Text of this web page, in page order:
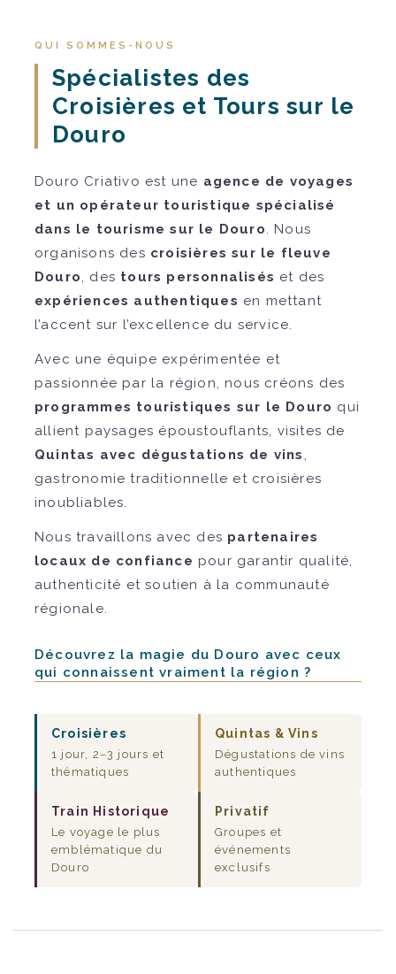
QUI SOMMES-NOUS
Spécialistes des
Croisières et Tours sur le
Douro
Douro Criativo est une agence de voyages
et un opérateur touristique spécialisé
dans le tourisme sur le Douro
. Nous
organisons des croisières sur le fleuve
Douro
, des tours personnalisés et des
expériences authentiques en mettant
l’accent sur l’excellence du service.
Avec une équipe expérimentée et
passionnée par la région, nous créons des
programmes touristiques sur le Douro qui
allient paysages époustouflants, visites de
Quintas avec dégustations de vins
gastronomie traditionnelle et croisières
inoubliables.
Nous travaillons avec des partenaires
locaux de confiance pour garantir qualité,
authenticité et soutien à la communauté
régionale.
Découvrez la magie du Douro avec ceux
qui connaissent vraiment la région ?
Croisières
1 jour, 2–3 jours et
thématiques
Quintas & Vins
Dégustations de vins
authentiques
Train Historique
Le voyage le plus
emblématique du
Douro
Privatif
Groupes et
événements
exclusifs